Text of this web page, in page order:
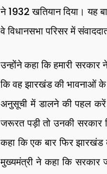
ने 1932 खतियान दिया। यह
वे विधानसभा परिसर में
उन्होंने कहा कि हमारी
कि वह झारखंड की भावनाओं के
अनुसूची में डालने की पहल
जरूरत पड़ी तो उनकी सरकार
कहा कि एक बार फिर झारखंड
मुख्यमंत्री ने कहा कि सरकार